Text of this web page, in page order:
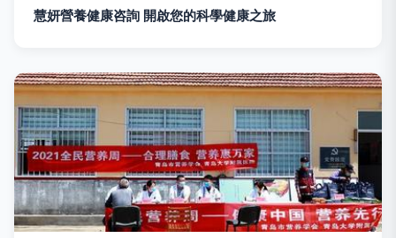
慧妍營養健康咨詢 開啟您的科學健康之旅